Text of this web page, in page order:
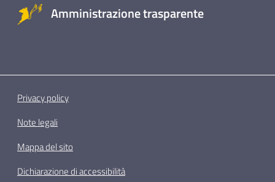
Amministrazione trasparente
Privacy policy
Note legali
Mappa del sito
Dichiarazione di accessibilità